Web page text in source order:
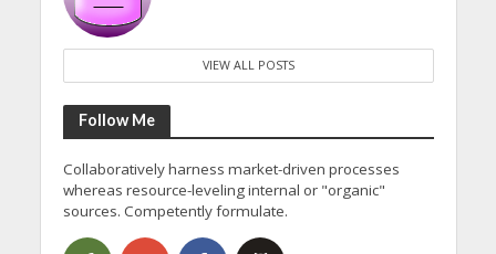
VIEW ALL POSTS
Follow Me
Collaboratively harness market-driven processes
whereas resource-leveling internal or "organic"
sources. Competently formulate.